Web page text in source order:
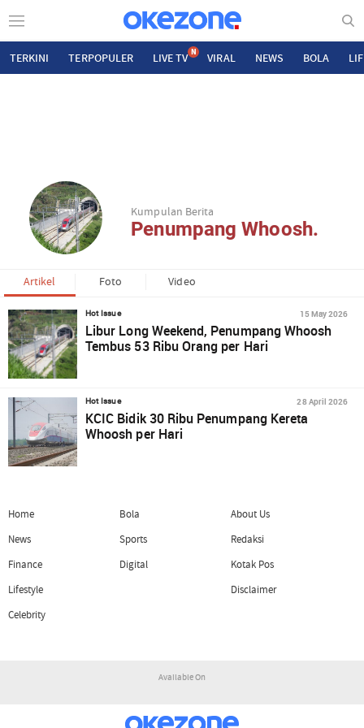
TERKINI TERPOPULER LIVE TV N VIRAL NEWS BOLA
Kumpulan Berita
Penumpang Whoosh.
Artikel Foto Video
Hot Issue 15 May 2026
Libur Long Weekend, Penumpang Whoosh
Tembus 53 Ribu Orang per Hari
Hot Issue 28 April 2026
KCIC Bidik 30 Ribu Penumpang Kereta
Whoosh per Hari
Home
News
Finance
Lifestyle
Celebrity
Bola
Sports
Digital
About Us
Redaksi
Kotak Pos
Disclaimer
Available On